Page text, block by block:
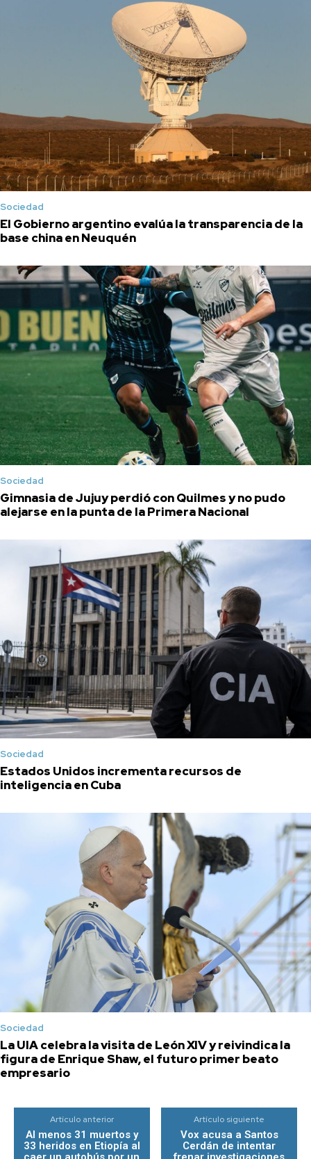
Sociedad
El Gobierno argentino evalúa la transparencia de la
base china en Neuquén
Sociedad
Gimnasia de Jujuy perdió con Quilmes y no pudo
alejarse en la punta de la Primera Nacional
Sociedad
Estados Unidos incrementa recursos de
inteligencia en Cuba
Sociedad
La UIA celebra la visita de León XIV y reivindica la
figura de Enrique Shaw, el futuro primer beato
empresario
Artículo anterior
Al menos 31 muertos y
33 heridos en Etiopía al
Artículo siguiente
Vox acusa a Santos
Cerdán de intentar